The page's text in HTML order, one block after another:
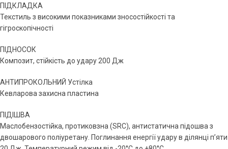
ПІДКЛАДКА
Текстиль з високими показниками зносостійкості та
гігроскопічності
ПІДНОСОК
Композит, стійкість до удару 200 Дж
АНТИПРОКОЛЬНИЙ Устілка
Кевларова захисна пластина
ПІДІШВА
Маслобензостійка, протиковзна (SRС), антистатична підошва з
двошарового поліуретану. Поглинання енергії удару в ділянці п’яти